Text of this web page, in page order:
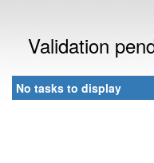
Validation
No tasks to display